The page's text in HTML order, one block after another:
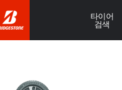
타이어
검색